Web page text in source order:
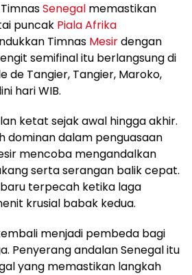
Senegal memastikan
puncak Piala Afrika
Timnas Mesirdengan
semifinal itu berlangsung di
de Tangier, Tangier, Maroko,
hari WIB.
ketat sejak awal hingga akhir.
dominan dalam penguasaan
mencoba mengandalkan
serta serangan balik cepat.
terpecah ketika laga
krusial babak kedua.
menjadi pembeda bagi
Penyerang andalan Senegal itu
yang memastikan langkah